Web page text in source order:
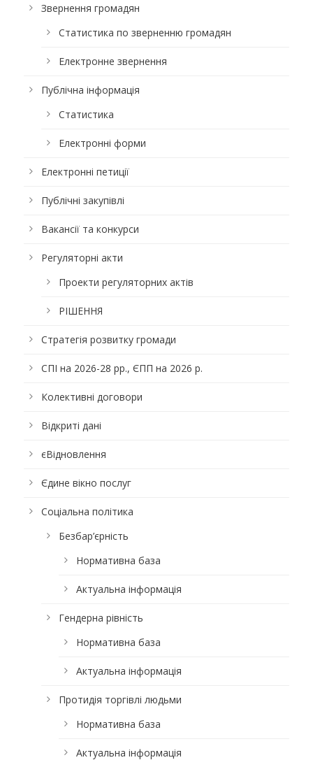
Звернення громадян
Статистика по зверненню громадян
Електронне звернення
Публічна інформація
Статистика
Електронні форми
Електронні петиції
Публічні закупівлі
Вакансії та конкурси
Регуляторні акти
Проекти регуляторних актів
РІШЕННЯ
Стратегія розвитку громади
СПІ на 2026-28 рр., ЄПП на 2026 р.
Колективні договори
Відкриті дані
єВідновлення
Єдине вікно послуг
Соціальна політика
Безбар’єрність
Нормативна база
Актуальна інформація
Гендерна рівність
Нормативна база
Актуальна інформація
Протидія торгівлі людьми
Нормативна база
Актуальна інформація